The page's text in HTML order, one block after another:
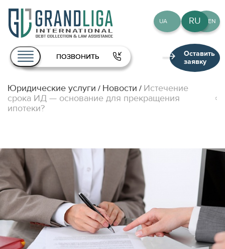
О нас
Услуги
Публикации
Контакты
RU
UA EN
RU
UA EN
ПОЗВОНИТЬ
Оставить
заявку
Юридические услуги / Новости / Истечение
срока ИД — основание для прекращения
ипотеки?